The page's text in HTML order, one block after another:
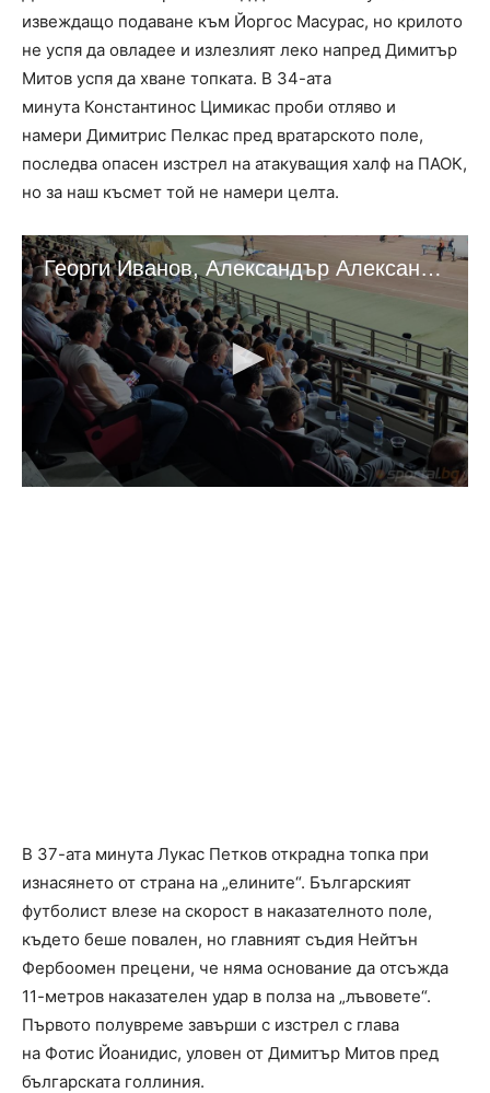
извеждащо подаване към Йоргос Масурас, но крилото
не успя да овладее и излезлият леко напред Димитър
Митов успя да хване топката. В 34-ата
минута Константинос Цимикас проби отляво и
намери Димитрис Пелкас пред вратарското поле,
последва опасен изстрел на атакуващия халф на ПАОК,
но за наш късмет той не намери целта.
В 37-ата минута Лукас Петков открадна топка при
изнасянето от страна на „елините“. Българският
футболист влезе на скорост в наказателното поле,
където беше повален, но главният съдия Нейтън
Фербоомен прецени, че няма основание да отсъжда
11-метров наказателен удар в полза на „лъвовете“.
Първото полувреме завърши с изстрел с глава
на Фотис Йоанидис, уловен от Димитър Митов пред
българската голлиния.